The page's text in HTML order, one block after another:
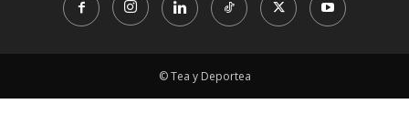
© Tea y Deportea